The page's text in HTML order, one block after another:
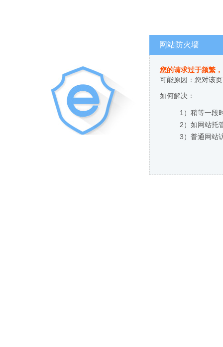
网站防火墙
您的请求过于频繁
可能原因：您对该
如何解决：
1）稍等一段
2）如网站托
3）普通网站